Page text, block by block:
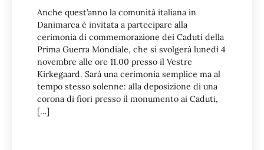
Anche quest’anno la comunità italiana in
Danimarca è invitata a partecipare alla
cerimonia di commemorazione dei Caduti della
Prima Guerra Mondiale, che si svolgerà lunedì 4
novembre alle ore 11.00 presso il Vestre
Kirkegaard. Sarà una cerimonia semplice ma al
tempo stesso solenne: alla deposizione di una
corona di fiori presso il monumento ai Caduti,
[…]